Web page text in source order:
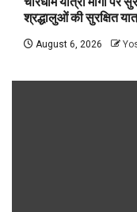
श्रद्धालुओं की सुरक्षित
August 6, 2026